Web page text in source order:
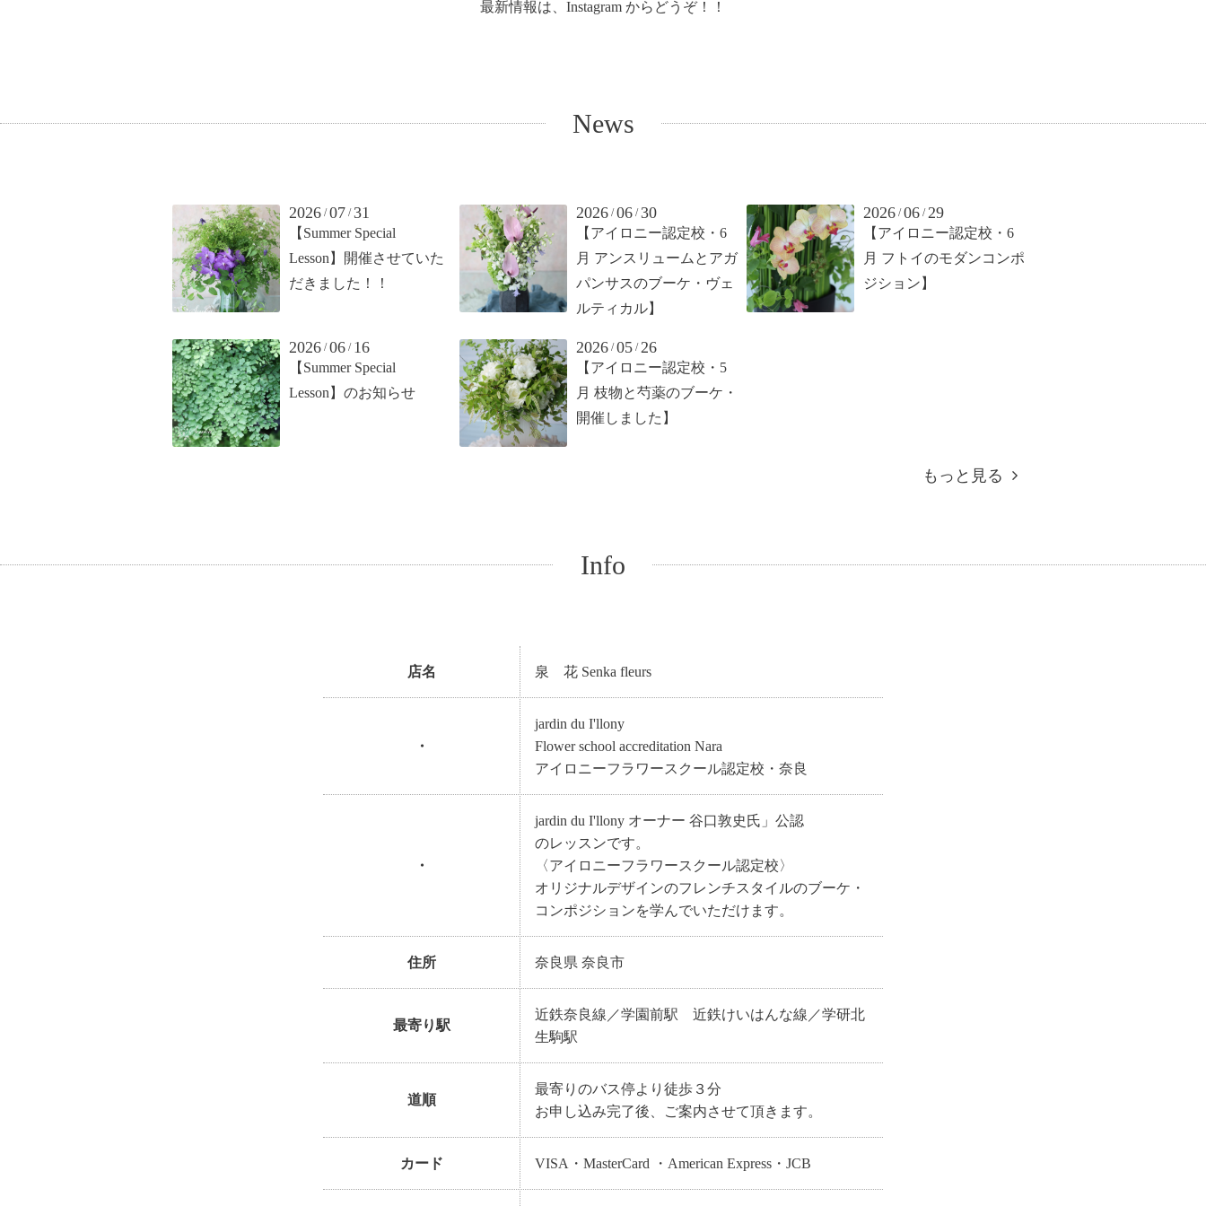
最新情報は、 Instagram からどうぞ！！
News
2026 /07 /31
【Summer Special
Lesson】開催させていた
だきました！！
2026/06/30
【アイロニー認定校・6
月 アンスリュームとアガ
パンサスのブーケ・ヴェ
ルティカル】
2026/06/29
【アイロニー認定校・6
月 フトイのモダンコンポ
ジション】
2026 /06 / 16
【Summer Special
Lesson】のお知らせ
2026/05/26
【アイロニー認定校・5
月 枝物と芍薬のブーケ・
開催しました】
もっと見る
Info
店名 泉 花 Senka fleurs
・
jardin du I'llony
Flower school accreditation Nara
アイロニーフラワースクール認定校・奈良
・
jardin du I'llony オーナー 谷口敦史氏」公認
のレッスンです。
〈アイロニーフラワースクール認定校〉
オリジナルデザインのフレンチスタイルのブーケ・
コンポジションを学んでいただけます。
住所 奈良県 奈良市
最寄り駅
近鉄奈良線／学園前駅 近鉄けいはんな線／学研北
生駒駅
道順
最寄りのバス停より徒歩３分
お申し込み完了後、ご案内させて頂きます。
カード VISA・MasterCard ・American Express・JCB